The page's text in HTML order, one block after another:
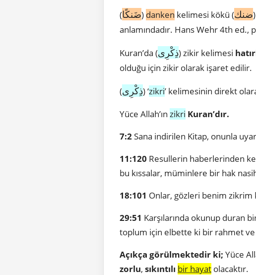
(ضَنكًا) danken kelimesi kökü (ضنك)
anlamındadır. Hans Wehr 4th ed.,
Kuran’da (ذِكْرِى) zikir kelimesi
olduğu için zikir olarak işaret edilir.
(ذِكْرِى) ‘zikri’ kelimesinin direkt
Yüce Allah’ın zikri Kuran’dır.
7:2Sana indirilen Kitap, onunla
11:120 Resullerin haberlerinden
bu kıssalar, müminlere bir hak
18:101 Onlar, gözleri benim zikrim
29:51 Karşılarında okunup duran
toplum için elbette ki bir rahmet ve
Açıkça görülmektedir ki; Yüce
zorlu, sıkıntılı bir hayat olacaktır.